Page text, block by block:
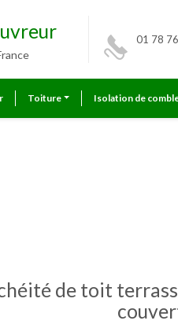
01 78
Toiture Isolation de
de toit